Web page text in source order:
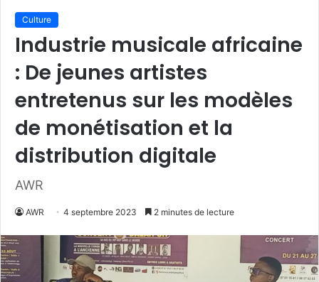
Culture
Industrie musicale africaine
: De jeunes artistes
entretenus sur les modèles
de monétisation et la
distribution digitale
AWR
AWR 4 septembre 2023 2 minutes de lecture